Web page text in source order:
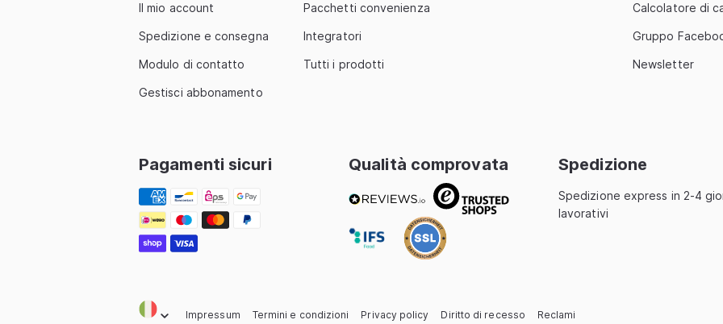
Il mio account
Spedizione e consegna
Modulo di contatto
Gestisci abbonamento
Pacchetti convenienza
Integratori
Tutti i prodotti
Calcolatore di
Gruppo
Newsletter
Pagamenti sicuri
Metodi
di
pagamento
Qualità comprovata Spedizione
Translation
missing:
Spedizione express in 2-4
lavorativi
Impressum Termini e condizioni Privacy policy Diritto di recesso Reclami